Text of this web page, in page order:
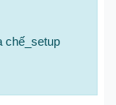
chế_setup